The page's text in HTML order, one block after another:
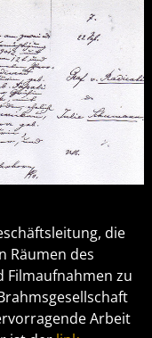
die
Räumen des
Filmaufnahmen zu
Arbeit